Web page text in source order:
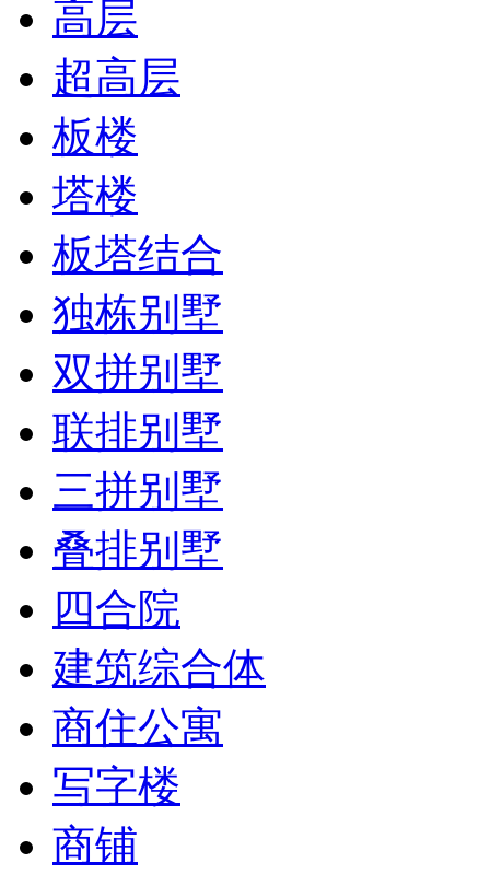
高层
超高层
板楼
塔楼
板塔结合
独栋别墅
双拼别墅
联排别墅
三拼别墅
叠排别墅
四合院
建筑综合体
商住公寓
写字楼
商铺